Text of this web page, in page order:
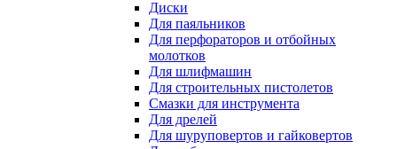
Диски
Для паяльников
Для перфораторов и отбойных
молотков
Для шлифмашин
Для строительных пистолетов
Смазки для инструмента
Для дрелей
Для шуруповертов и гайковертов